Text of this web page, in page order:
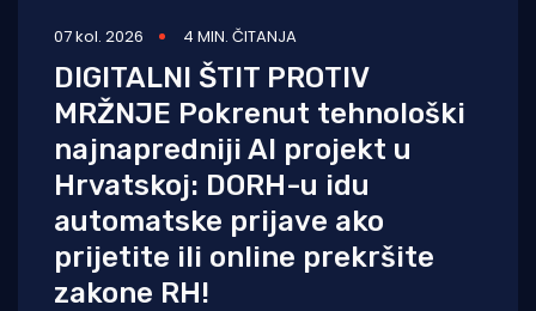
07 kol. 2026 4 MIN. ČITANJA
DIGITALNI ŠTIT PROTIV
MRŽNJE Pokrenut tehnološki
najnapredniji AI projekt u
Hrvatskoj: DORH-u idu
automatske prijave ako
prijetite ili online prekršite
zakone RH!